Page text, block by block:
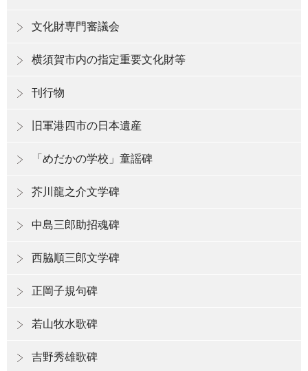
文化財専門審議会
横須賀市内の指定重要文化財等
刊行物
旧軍港四市の日本遺産
「めだかの学校」童謡碑
芥川龍之介文学碑
中島三郎助招魂碑
西脇順三郎文学碑
正岡子規句碑
若山牧水歌碑
吉野秀雄歌碑